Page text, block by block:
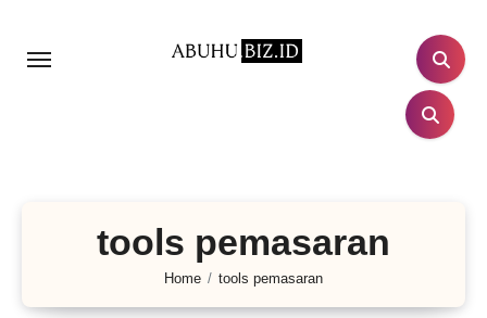
tools pemasaran
Home tools pemasaran